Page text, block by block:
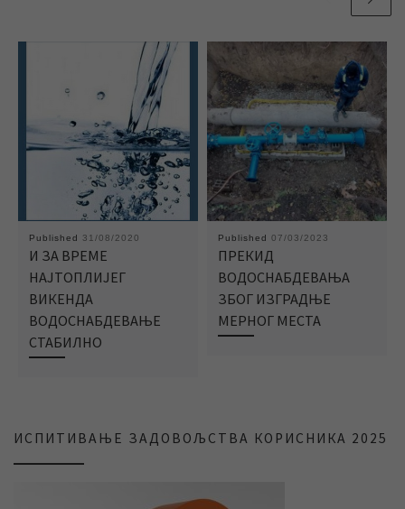
Published 31/08/2020
И ЗА ВРЕМЕ
НАЈТОПЛИЈЕГ
ВИКЕНДА
ВОДОСНАБДЕВАЊЕ
СТАБИЛНО
Published 07/03/2023
ПРЕКИД
ВОДОСНАБДЕВАЊА
ЗБОГ ИЗГРАДЊЕ
МЕРНОГ МЕСТА
ИСПИТИВАЊЕ ЗАДОВОЉСТВА КОРИСНИКА 2025